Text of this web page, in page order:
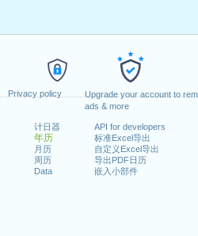
Privacy policy
Upgrade your account to
ads & more
计日器
年历
月历
周历
Data
API for developers
标准Excel导出
自定义Excel导出
导出PDF日历
嵌入小部件